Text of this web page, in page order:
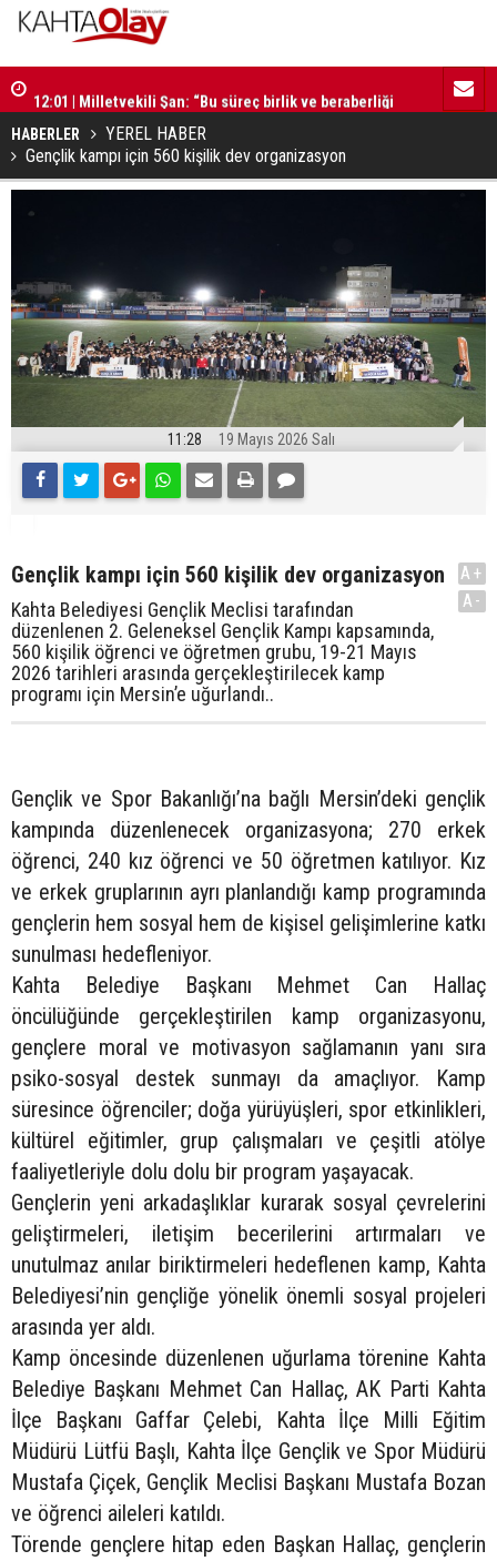
12:01 | Milletvekili Şan: “Bu süreç birlik ve beraberliği
güçlendirecektir”
11:59 |
HABERLER
YEREL HABER
Gençlik kampı için 560 kişilik dev organizasyon
11:28 19 Mayıs 2026 Salı
Gençlik kampı için 560 kişilik dev organizasyon
Kahta Belediyesi Gençlik Meclisi tarafından
düzenlenen 2. Geleneksel Gençlik Kampı kapsamında,
560 kişilik öğrenci ve öğretmen grubu, 19-21 Mayıs
2026 tarihleri arasında gerçekleştirilecek kamp
programı için Mersin’e uğurlandı..
A+
A-
Gençlik ve Spor Bakanlığı’na bağlı Mersin’deki gençlik
kampında düzenlenecek organizasyona; 270 erkek
öğrenci, 240 kız öğrenci ve 50 öğretmen katılıyor. Kız
ve erkek gruplarının ayrı planlandığı kamp programında
gençlerin hem sosyal hem de kişisel gelişimlerine katkı
sunulması hedefleniyor.
Kahta Belediye Başkanı Mehmet Can Hallaç
öncülüğünde gerçekleştirilen kamp organizasyonu,
gençlere moral ve motivasyon sağlamanın yanı sıra
psiko-sosyal destek sunmayı da amaçlıyor. Kamp
süresince öğrenciler; doğa yürüyüşleri, spor etkinlikleri,
kültürel eğitimler, grup çalışmaları ve çeşitli atölye
faaliyetleriyle dolu dolu bir program yaşayacak.
Gençlerin yeni arkadaşlıklar kurarak sosyal çevrelerini
geliştirmeleri, iletişim becerilerini artırmaları ve
unutulmaz anılar biriktirmeleri hedeflenen kamp, Kahta
Belediyesi’nin gençliğe yönelik önemli sosyal projeleri
arasında yer aldı.
Kamp öncesinde düzenlenen uğurlama törenine Kahta
Belediye Başkanı Mehmet Can Hallaç, AK Parti Kahta
İlçe Başkanı Gaffar Çelebi, Kahta İlçe Milli Eğitim
Müdürü Lütfü Başlı, Kahta İlçe Gençlik ve Spor Müdürü
Mustafa Çiçek, Gençlik Meclisi Başkanı Mustafa Bozan
ve öğrenci aileleri katıldı.
Törende gençlere hitap eden Başkan Hallaç, gençlerin